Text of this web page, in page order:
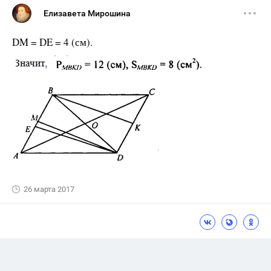
Елизавета Мирошина
DM = DE = 4 (см).
26 марта 2017